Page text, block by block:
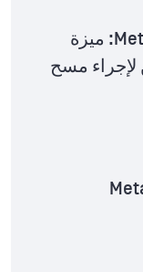
إصدار MetaDefender™ Drive .4.7: ميزة
لإجراء مسح